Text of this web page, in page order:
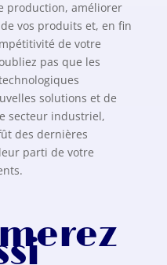
production, améliorer
vos produits et, en fin
de votre
pas que les
solutions et de
secteur industriel,
des dernières
parti de votre